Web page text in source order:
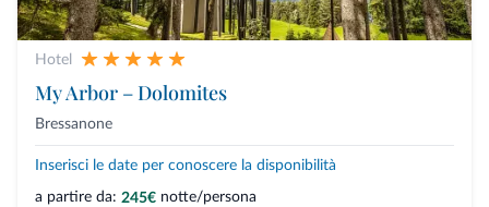
Hotel
My Arbor – Dolomites
Bressanone
Inserisci le date per conoscere la disponibilità
a partire da: 245€ notte/persona